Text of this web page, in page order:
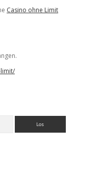
Casino ohne Limit